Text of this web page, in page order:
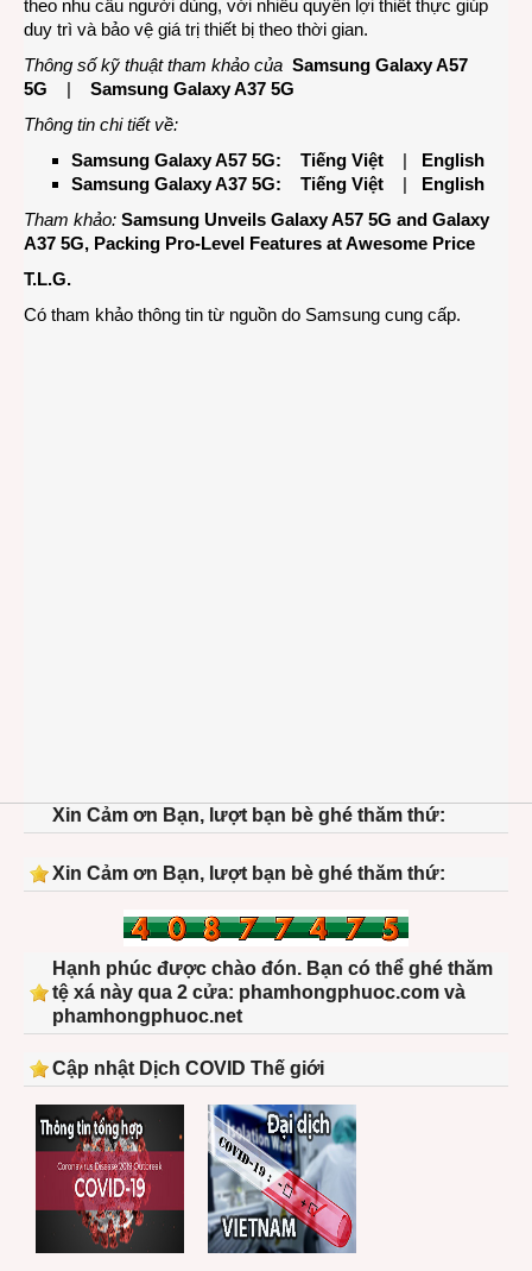
theo nhu cầu người dùng, với nhiều quyền lợi thiết thực giúp
duy trì và bảo vệ giá trị thiết bị theo thời gian.
Thông số kỹ thuật tham khảo của Samsung Galaxy A57
5G
|
Samsung Galaxy A37 5G
Thông tin chi tiết về:
Samsung Galaxy A57 5G: Tiếng Việt |
English
Samsung Galaxy A37 5G: Tiếng Việt |
English
Tham khảo: Samsung Unveils Galaxy A57 5G and Galaxy
A37 5G, Packing Pro-Level Features at Awesome Price
T.L.G.
Có tham khảo thông tin từ nguồn do Samsung cung cấp.
Xin Cảm ơn Bạn, lượt bạn bè ghé thăm thứ:
Xin Cảm ơn Bạn, lượt bạn bè ghé thăm thứ:
Hạnh phúc được chào đón. Bạn có thể ghé thăm
tệ xá này qua 2 cửa: phamhongphuoc.com và
phamhongphuoc.net
Cập nhật Dịch COVID Thế giới